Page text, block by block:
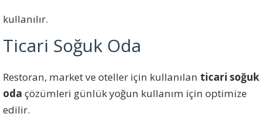
kullanılır.
Ticari Soğuk Oda
Restoran, market ve oteller için kullanılan ticari soğuk
oda çözümleri günlük yoğun kullanım için optimize
edilir.